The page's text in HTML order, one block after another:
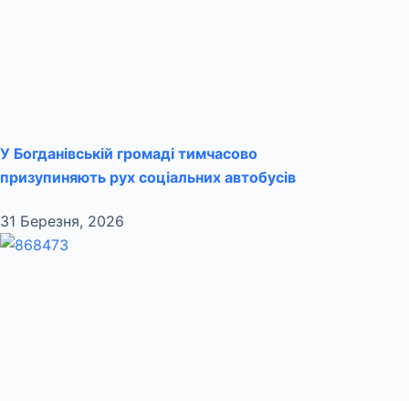
У Богданівській громаді тимчасово
призупиняють рух соціальних автобусів
31 Березня, 2026